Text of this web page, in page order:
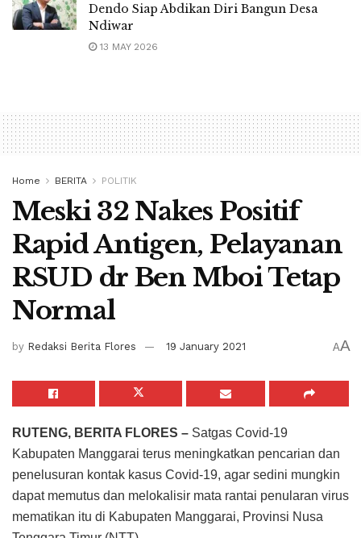
Dendo Siap Abdikan Diri Bangun Desa
Ndiwar
13 MAY 2026
Home BERITA POLITIK
Meski 32 Nakes Positif
Rapid Antigen, Pelayanan
RSUD dr Ben Mboi Tetap
Normal
by Redaksi Berita Flores 19 January 2021 AA
RUTENG, BERITA FLORES – Satgas Covid-19
Kabupaten Manggarai terus meningkatkan pencarian dan
penelusuran kontak kasus Covid-19, agar sedini mungkin
dapat memutus dan melokalisir mata rantai penularan virus
mematikan itu di Kabupaten Manggarai, Provinsi Nusa